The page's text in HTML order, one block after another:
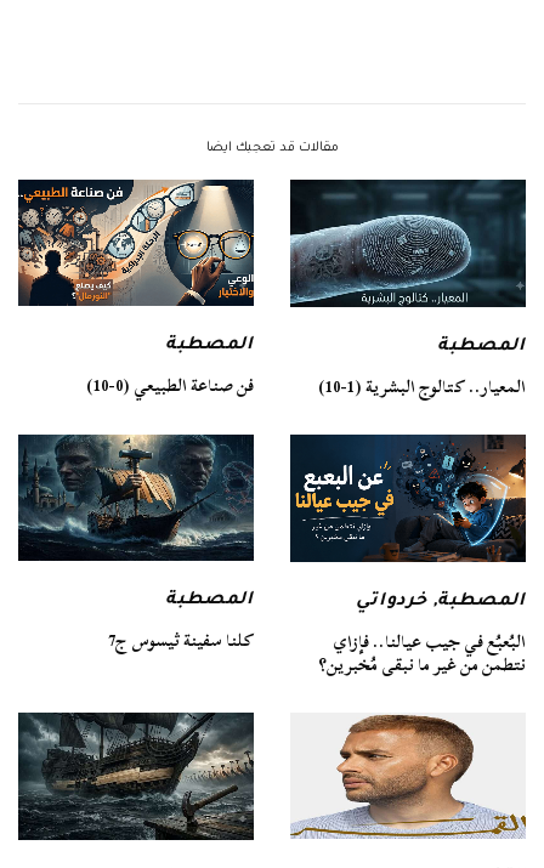
مقالات قد تعجبك ايضا
المصطبة
المعيار.. كتالوج البشرية (1-10)
المصطبة
فن صناعة الطبيعي (0-10)
المصطبة,خردواتي
البُعبُع في جيب عيالنا.. فإزاي
نتطمن من غير ما نبقى مُخبرين؟
المصطبة
كلنا سفينة ثيسوس ج7